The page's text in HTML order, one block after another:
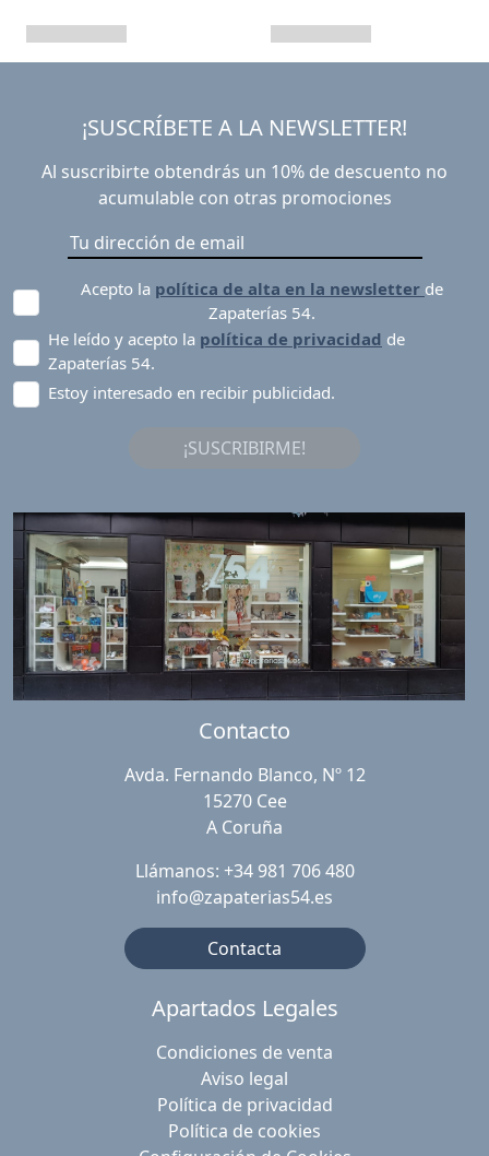
¡SUSCRÍBETE A LA NEWSLETTER!
Al suscribirte obtendrás un 10% de descuento no
acumulable con otras promociones
Acepto la política de alta en la newsletter de
Zapaterías 54.
He leído y acepto la política de privacidad de
Zapaterías 54.
Estoy interesado en recibir publicidad.
¡SUSCRIBIRME!
Contacto
Avda. Fernando Blanco, Nº 12
15270 Cee
A Coruña
Llámanos: +34 981 706 480
info@zapaterias54.es
Contacta
Apartados Legales
Condiciones de venta
Aviso legal
Política de privacidad
Política de cookies